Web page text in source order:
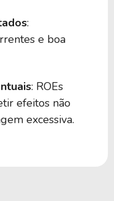
:
e boa
: ROEs
efeitos não
excessiva.